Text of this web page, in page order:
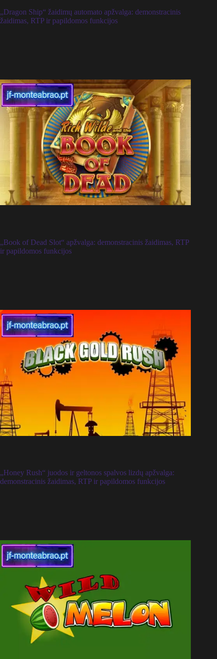
„Dragon Ship“ žaidimų automato apžvalga: demonstracinis
žaidimas, RTP ir papildomos funkcijos
„Book of Dead Slot“ apžvalga: demonstracinis žaidimas, RTP
ir papildomos funkcijos
„Honey Rush“ juodos ir geltonos spalvos lizdų apžvalga:
demonstracinis žaidimas, RTP ir papildomos funkcijos